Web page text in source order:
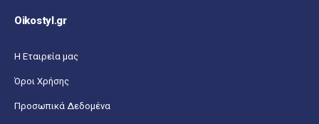
Oikostyl.gr
Η Εταιρεία μας
Όροι Χρήσης
Προσωπικά Δεδομένα